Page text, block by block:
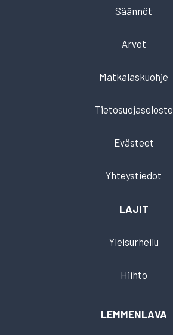
Säännöt
Arvot
Matkalaskuohje
Tietosuojaseloste
Evästeet
Yhteystiedot
LAJIT
Yleisurheilu
Hiihto
LEMMENLAVA